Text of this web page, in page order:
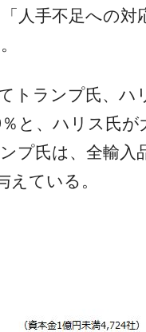
人手不足への対
トランプ氏、ハ
と、ハリス氏が
プ氏は、全輸入
ている。